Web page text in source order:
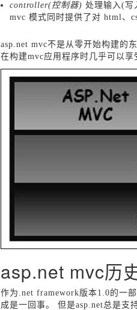
controller(控制器) 处理输入(写
mvc 模式同时提供了对 html、
asp.net mvc不是从零开始构建的
在构建mvc应用程序时几乎可以
asp.net mvc历
作为.net framework版本1.0的一
成是一回事。 但是asp.net总是支